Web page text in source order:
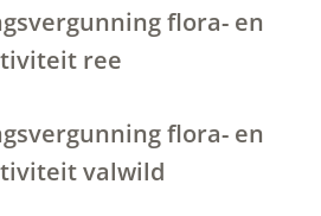
flora- en
ree
flora- en
valwild